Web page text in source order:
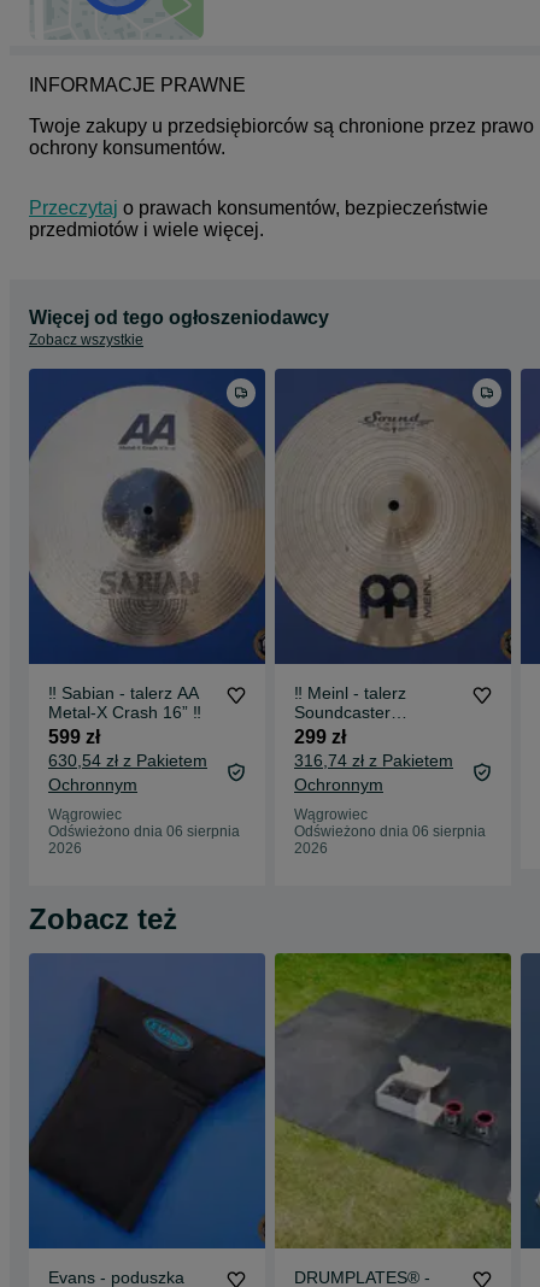
INFORMACJE PRAWNE
Twoje zakupy u przedsiębiorców są chronione przez prawo
ochrony konsumentów.
Przeczytaj o prawach konsumentów, bezpieczeństwie
przedmiotów i wiele więcej.
Więcej od tego ogłoszeniodawcy
Zobacz wszystkie
‼️ Sabian - talerz AA
Metal-X Crash 16” ‼️
599 zł
630,54 zł z Pakietem
Ochronnym
Wągrowiec
Odświeżono dnia 06 sierpnia
2026
‼️ Meinl - talerz
Soundcaster
Soundedge Bottom
14” ‼️
299 zł
316,74 zł z Pakietem
Ochronnym
Wągrowiec
Odświeżono dnia 06 sierpnia
2026
Zobacz też
Evans - poduszka
DRUMPLATES® -